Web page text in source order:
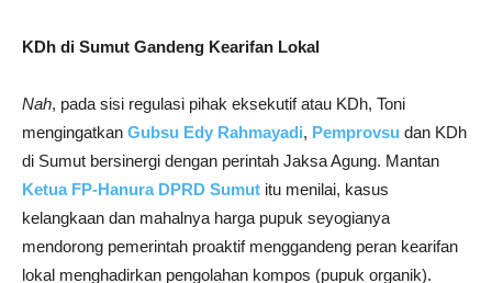
KDh di Sumut Gandeng Kearifan Lokal
Nah, pada sisi regulasi pihak eksekutif atau KDh, Toni
mengingatkan Gubsu Edy Rahmayadi, Pemprovsu dan KDh
di Sumut bersinergi dengan perintah Jaksa Agung. Mantan
Ketua FP-Hanura DPRD Sumut itu menilai, kasus
kelangkaan dan mahalnya harga pupuk seyogianya
mendorong pemerintah proaktif menggandeng peran kearifan
lokal menghadirkan pengolahan kompos (pupuk organik).